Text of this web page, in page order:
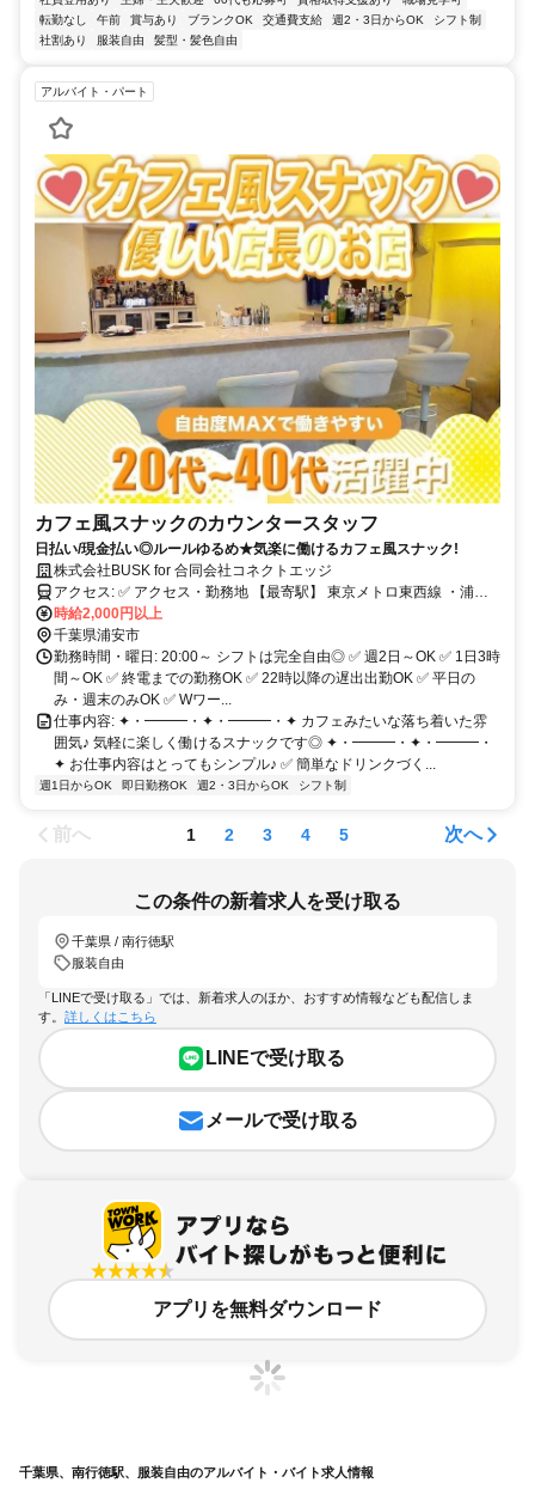
転勤なし
午前 賞与あり ブランクOK 交通費支給 週2・3日からOK
シフト制
社割あり
服装自由 髪型・髪色自由
アルバイト・パート
カフェ風スナックのカウンタースタッフ
日払い/現金払い◎ルールゆるめ★気楽に働けるカフェ風スナック!
株式会社BUSK for 合同会社コネクトエッジ
アクセス: ✅ アクセス・勤務地 【最寄駅】 東京メトロ東西線 ・浦安
駅 徒歩2分 ・南行徳駅 利用可（駅チカ♪） 【勤務地】 千葉県浦安市
北栄1-16-14 TC83ビル 3F
時給2,000円以上
千葉県浦安市
勤務時間・曜日: 20:00～ シフトは完全自由◎ ✅ 週2日～OK ✅ 1日3時
間～OK ✅ 終電までの勤務OK ✅ 22時以降の遅出出勤OK ✅ 平日の
み・週末のみOK ✅ Wワー...
仕事内容: ✦・━━━・✦・━━━・✦ カフェみたいな落ち着いた雰
囲気♪ 気軽に楽しく働けるスナックです◎ ✦・━━━・✦・━━━・
✦ お仕事内容はとってもシンプル♪ ✅ 簡単なドリンクづく...
週1日からOK 即日勤務OK 週2・3日からOK シフト制
前へ 1 2 3 4 5 次へ
この条件の新着求人を受け取る
千葉県 / 南行徳駅
服装自由
「LINEで受け取る」では、新着求人のほか、おすすめ情報なども配信しま
す。 詳しくはこちら
LINEで受け取る
メールで受け取る
アプリを無料ダウンロード
千葉県、南行徳駅、服装自由のアルバイト・バイト求人情報